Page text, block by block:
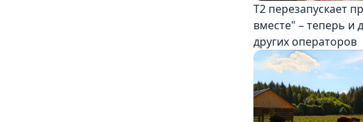
Т2 перезапускает
вместе" – теперь и
других операторов